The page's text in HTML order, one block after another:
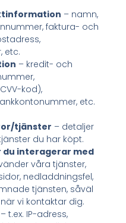
– namn,
faktura- och
etc.
– kredit- och
kod),
etc.
tjänster – detaljer
du har köpt.
interagerar med
våra tjänster,
nedladdningsfel,
tjänsten, såväl
vi kontaktar dig.
– t.ex. IP-adress,